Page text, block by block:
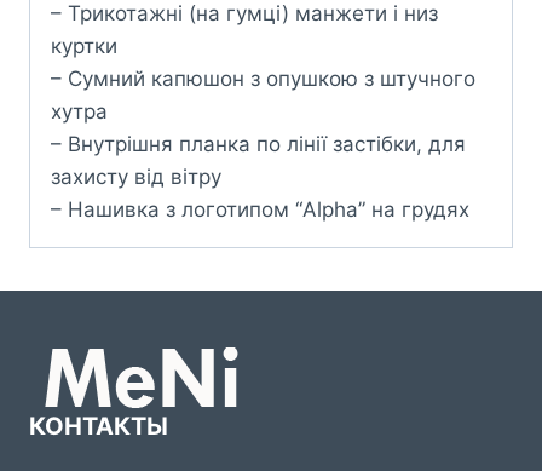
– Трикотажні (на гумці) манжети і низ
куртки
– Сумний капюшон з опушкою з штучного
хутра
– Внутрішня планка по лінії застібки, для
захисту від вітру
– Нашивка з логотипом “Alpha” на грудях
КОНТАКТЫ